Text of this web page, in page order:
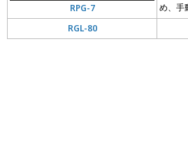
RPG-7
め、手
RGL-80